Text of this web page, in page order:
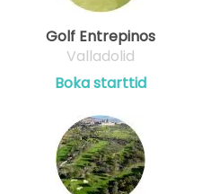
Golf Entrepinos
Valladolid
Boka starttid